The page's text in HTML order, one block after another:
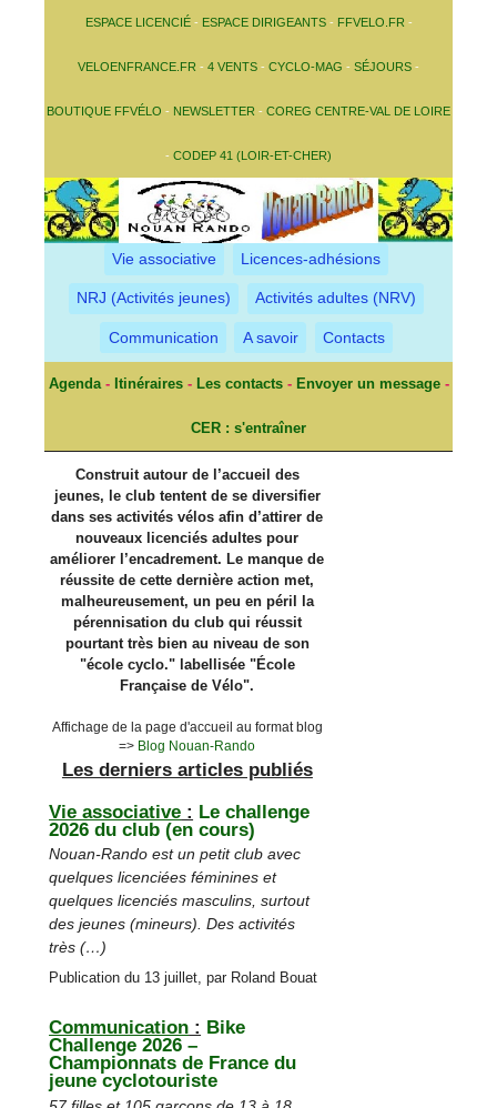
ESPACE LICENCIÉ- ESPACE DIRIGEANTS- FFVELO.FR -
VELOENFRANCE.FR - 4 VENTS - CYCLO-MAG - SÉJOURS -
BOUTIQUE FFVÉLO - NEWSLETTER - COREG CENTRE-VAL DE LOIRE
- CODEP 41 (LOIR-ET-CHER)
Vie associative Licences-adhésions
NRJ (Activités jeunes) Activités adultes (NRV)
Communication A savoir Contacts
Agenda- Itinéraires- Les contacts- Envoyer un message-
CER : s'entraîner
Construit autour de l’accueil des
jeunes, le club tentent de se diversifier
dans ses activités vélos afin d’attirer de
nouveaux licenciés adultes pour
améliorer l’encadrement. Le manque de
réussite de cette dernière action met,
malheureusement, un peu en péril la
pérennisation du club qui réussit
pourtant très bien au niveau de son
"école cyclo." labellisée "École
Française de Vélo".
Affichage de la page d'accueil au format blog
=> Blog Nouan-Rando
Les derniers articles publiés
Les derniers articles publiés
Vie associative : Le challenge
2026 du club (en cours)
Nouan-Rando est un petit club avec
quelques licenciées féminines et
quelques licenciés masculins, surtout
des jeunes (mineurs). Des activités
très (…)
Publication du 13 juillet, par Roland Bouat
Communication : Bike
Challenge 2026 –
Championnats de France du
jeune cyclotouriste